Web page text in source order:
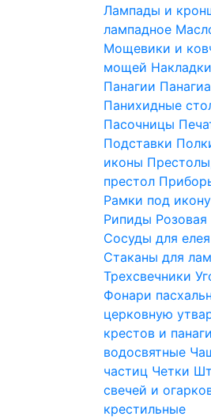
Лампады и
лампадное
Мощевики и
мощей
Панагии
Панихидные
Пасочницы
Подставки
иконы
престол
Рамки под икону
Рипиды Розовая
Сосуды для елея
Стаканы для
Трехсвечники
Фонари
церковную
крестов и
водосвятные
частиц Четки
свечей и
крестильные